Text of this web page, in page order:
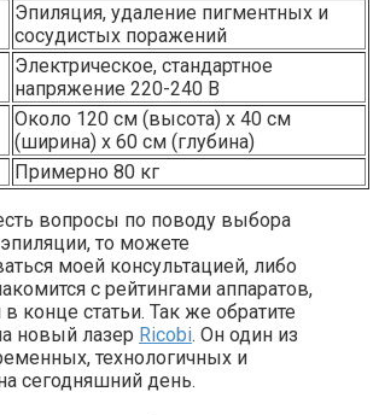
Эпиляция, удаление пигментных и
сосудистых поражений
Электрическое, стандартное
напряжение 220-240 В
Около 120 см (высота) x 40 см
(ширина) x 60 см (глубина)
Примерно 80 кг
вопросы по поводу выбора
то можете
моей консультацией, либо
с рейтингами аппаратов,
конце статьи. Так же обратите
новый лазер Ricobi. Он один из
технологичных и
сегодняшний день.